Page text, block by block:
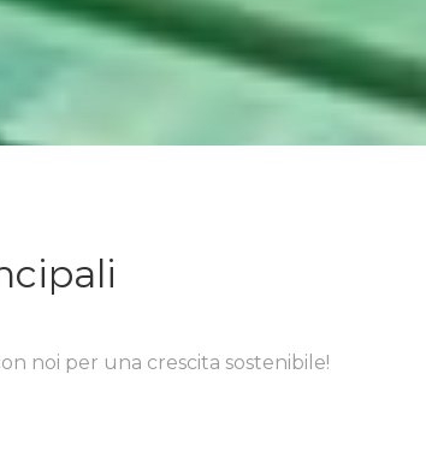
noi per una crescita sostenibile!